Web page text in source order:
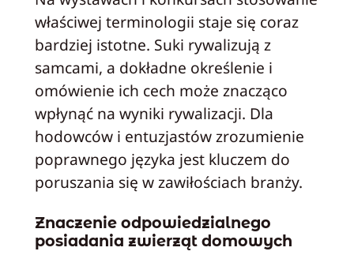
właściwej terminologii staje się coraz
bardziej istotne. Suki rywalizują z
samcami, a dokładne określenie i
omówienie ich cech może znacząco
wpłynąć na wyniki rywalizacji. Dla
hodowców i entuzjastów zrozumienie
poprawnego języka jest kluczem do
poruszania się w zawiłościach branży.
Znaczenie odpowiedzialnego
posiadania zwierząt domowych